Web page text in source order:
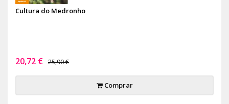
Cultura do Medronho
20,72 € 25,90 €
Comprar